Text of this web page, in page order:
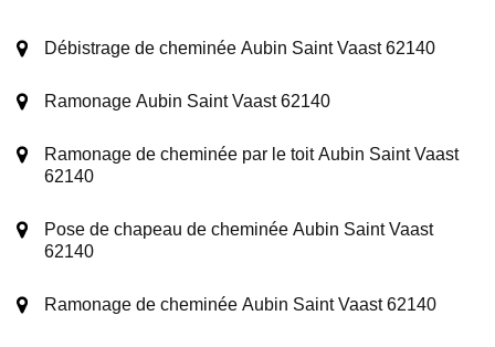
Débistrage de cheminée Aubin Saint Vaast 62140
Ramonage Aubin Saint Vaast 62140
Ramonage de cheminée par le toit Aubin Saint Vaast
62140
Pose de chapeau de cheminée Aubin Saint Vaast
62140
Ramonage de cheminée Aubin Saint Vaast 62140